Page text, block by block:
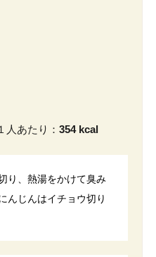
人 あたり ： 354 kcal
り、熱湯をかけて臭み
んじんはイチョウ切り